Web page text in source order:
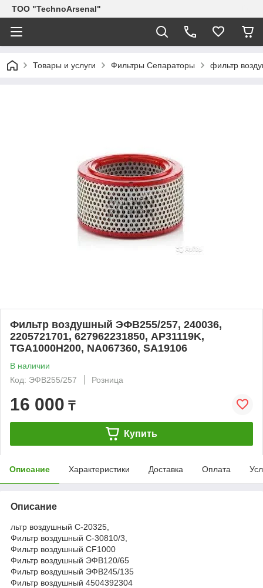
ТОО "TechnoArsenal"
Товары и услуги Фильтры Сепараторы фильтр
Фильтр воздушный ЭФВ255/257, 240036,
2205721701, 627962231850, AP31119K,
TGA1000H200, NA067360, SA19106
В наличии
Код: ЭФВ255/257
Розница
16 000 ₸
Купить
Описание Характеристики Доставка Оплата
Описание
льтр воздушный С-20325,
Фильтр воздушный С-30810/3,
Фильтр воздушный СF1000
Фильтр воздушный ЭФВ120/65
Фильтр воздушный ЭФВ245/135
Фильтр воздушный 4504392304